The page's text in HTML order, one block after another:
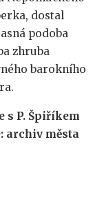
dostal
podoba
zhruba
barokního
s P. Špiříkem
města